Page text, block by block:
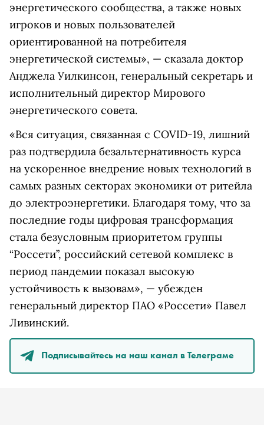
энергетического сообщества, а также новых
игроков и новых пользователей
ориентированной на потребителя
энергетической системы», — сказала доктор
Анджела Уилкинсон, генеральный секретарь и
исполнительный директор Мирового
энергетического совета.
«Вся ситуация, связанная с COVID-19, лишний
раз подтвердила безальтернативность курса
на ускоренное внедрение новых технологий в
самых разных секторах экономики от ритейла
до электроэнергетики. Благодаря тому, что за
последние годы цифровая трансформация
стала безусловным приоритетом группы
“Россети”, российский сетевой комплекс в
период пандемии показал высокую
устойчивость к вызовам», — убежден
генеральный директор ПАО «Россети» Павел
Ливинский.
Подписывайтесь на наш канал в Телеграме